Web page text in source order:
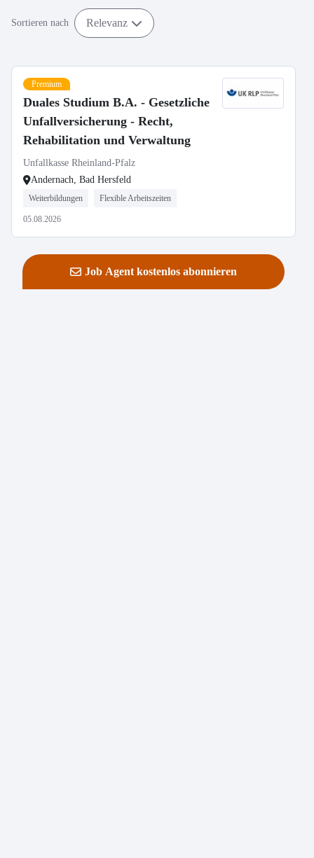
Sortieren nach Relevanz
Premium
Duales Studium B.A. - Gesetzliche
Unfallversicherung - Recht,
Rehabilitation und Verwaltung
Unfallkasse Rheinland-Pfalz
Andernach, Bad Hersfeld
Weiterbildungen Flexible Arbeitszeiten
05.08.2026
Job Agent kostenlos abonnieren